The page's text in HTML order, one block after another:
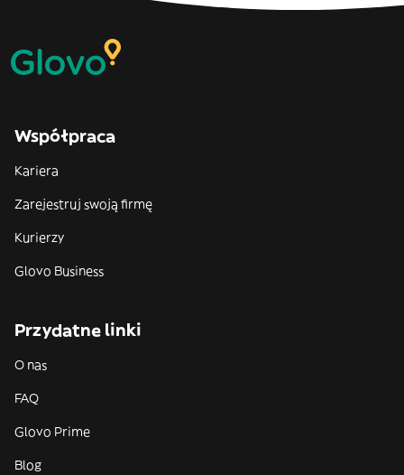
Współpraca
Kariera
Zarejestruj swoją firmę
Kurierzy
Glovo Business
Przydatne linki
O nas
FAQ
Glovo Prime
Blog